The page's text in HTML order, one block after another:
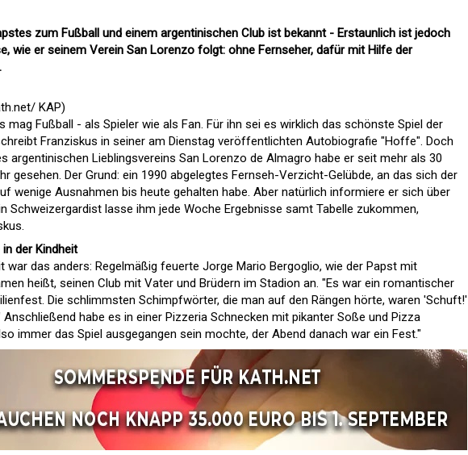
zum Fußball und einem argentinischen Club ist bekannt - Erstaunlich ist jedoch
wie er seinem Verein San Lorenzo folgt: ohne Fernseher, dafür mit Hilfe der
KAP)
mag Fußball - als Spieler wie als Fan. Für ihn sei es wirklich das schönste Spiel der
Franziskus in seiner am Dienstag veröffentlichten Autobiografie "Hoffe". Doch
argentinischen Lieblingsvereins San Lorenzo de Almagro habe er seit mehr als 30
gesehen. Der Grund: ein 1990 abgelegtes Fernseh-Verzicht-Gelübde, an das sich der
wenige Ausnahmen bis heute gehalten habe. Aber natürlich informiere er sich über
Schweizergardist lasse ihm jede Woche Ergebnisse samt Tabelle zukommen,
der Kindheit
war das anders: Regelmäßig feuerte Jorge Mario Bergoglio, wie der Papst mit
heißt, seinen Club mit Vater und Brüdern im Stadion an. "Es war ein romantischer
Die schlimmsten Schimpfwörter, die man auf den Rängen hörte, waren 'Schuft!'
Anschließend habe es in einer Pizzeria Schnecken mit pikanter Soße und Pizza
immer das Spiel ausgegangen sein mochte, der Abend danach war ein Fest."